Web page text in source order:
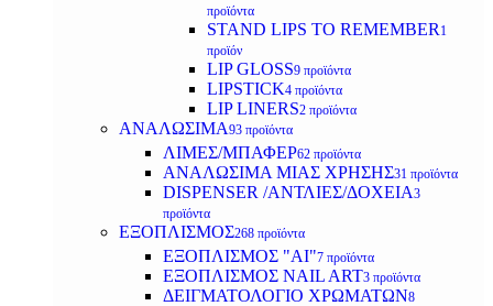
προϊόντα
STAND LIPS TO REMEMBER 1
προϊόν
LIP GLOSS9 προϊόντα
LIPSTICK4 προϊόντα
LIP LINERS2 προϊόντα
ΑΝΑΛΩΣΙΜΑ93 προϊόντα
ΛΙΜΕΣ/ΜΠΑΦΕΡ62 προϊόντα
ΑΝΑΛΩΣΙΜΑ ΜΙΑΣ ΧΡΗΣΗΣ31 προϊόντα
DISPENSER /ΑΝΤΛΙΕΣ/ΔΟΧΕΙΑ3
προϊόντα
ΕΞΟΠΛΙΣΜΟΣ268 προϊόντα
ΕΞΟΠΛΙΣΜΟΣ "AI"7 προϊόντα
ΕΞΟΠΛΙΣΜΟΣ NAIL ART3 προϊόντα
ΔΕΙΓΜΑΤΟΛΟΓΙΟ ΧΡΩΜΑΤΩΝ8